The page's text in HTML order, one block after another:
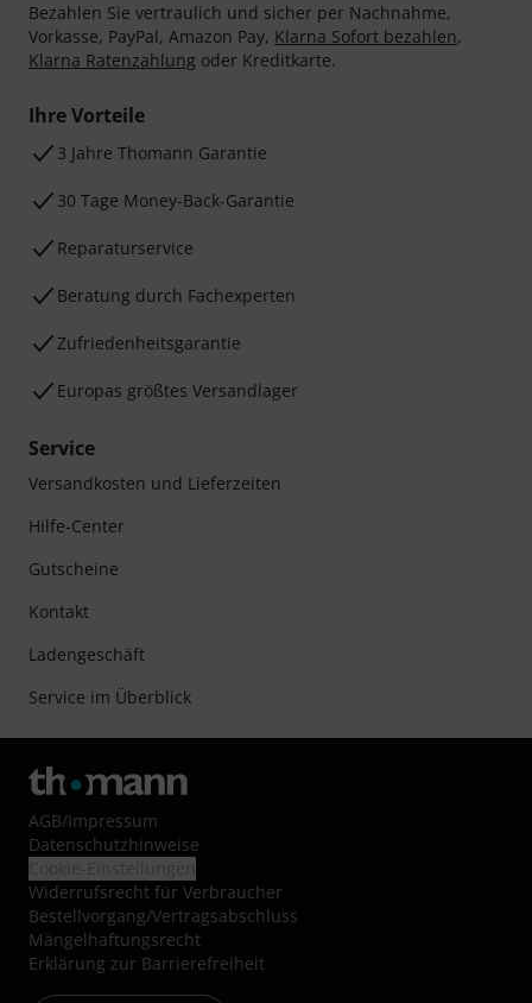
Bezahlen Sie vertraulich und sicher per Nachnahme,
Vorkasse, PayPal, Amazon Pay, Klarna Sofort bezahlen,
Klarna Ratenzahlung oder Kreditkarte.
Ihre Vorteile
3 Jahre Thomann Garantie
30 Tage Money-Back-Garantie
Reparaturservice
Beratung durch Fachexperten
Zufriedenheitsgarantie
Europas größtes Versandlager
Service
Versandkosten und Lieferzeiten
Hilfe-Center
Gutscheine
Kontakt
Ladengeschäft
Service im Überblick
AGB/Impressum
Datenschutzhinweise
Widerrufsrecht für Verbraucher
Bestellvorgang/Vertragsabschluss
Mängelhaftungsrecht
Erklärung zur Barrierefreiheit